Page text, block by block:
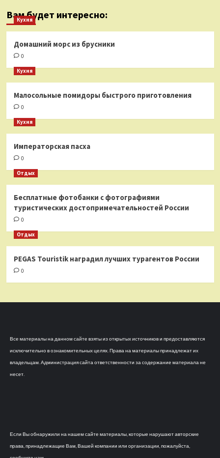
Вам будет интересно:
Кухня
Домашний морс из брусники
0
Кухня
Малосольные помидоры быстрого приготовления
0
Кухня
Императорская пасха
0
Отдых
Бесплатные фотобанки с фотографиями
туристических достопримечательностей России
0
Отдых
PEGAS Touristik наградил лучших турагентов России
0
Все материалы на данном сайте взяты из открытых источников и предоставляются
исключительно в ознакомительных целях. Права на материалы принадлежат их
владельцам. Администрация сайта ответственности за содержание материала не
несет.
Если Вы обнаружили на нашем сайте материалы, которые нарушают авторские
права, принадлежащие Вам, Вашей компании или организации, пожалуйста,